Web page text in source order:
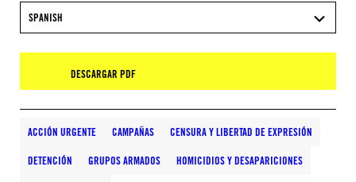
SPANISH
DESCARGAR PDF
ACCIÓN URGENTE CAMPAÑAS CENSURA Y LIBERTAD DE EXPRESIÓN
DETENCIÓN GRUPOS ARMADOS HOMICIDIOS Y DESAPARICIONES